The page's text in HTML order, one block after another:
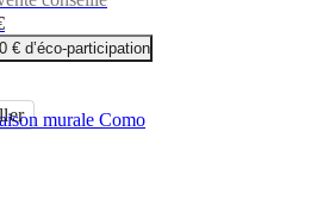
€ d’éco-participation
murale Como